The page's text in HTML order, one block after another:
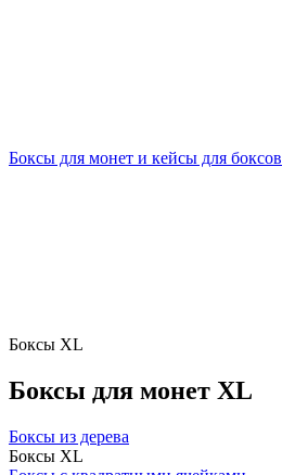
Боксы для монет и кейсы для боксов
Боксы XL
Боксы для монет XL
Боксы из дерева
Боксы XL